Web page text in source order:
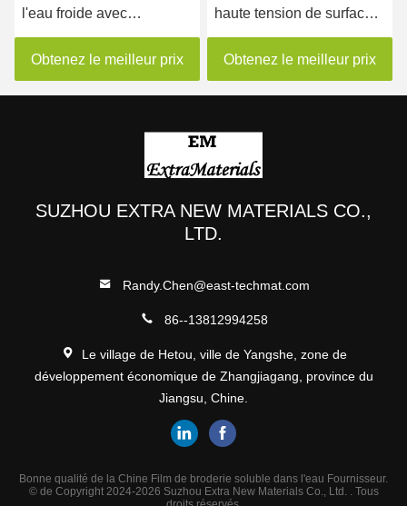
l'eau froide avec
d'excellentes propriétés
de libération
Obtenez le meilleur prix
haute tension de surface
pour les applications
industrielles
Obtenez le meilleur prix
SUZHOU EXTRA NEW MATERIALS CO.,
LTD.
Randy.Chen@east-techmat.com
86--13812994258
Le village de Hetou, ville de Yangshe, zone de
développement économique de Zhangjiagang, province du
Jiangsu, Chine.
Bonne qualité de la Chine Film de broderie soluble dans l'eau Fournisseur.
© de Copyright 2024-2026 Suzhou Extra New Materials Co., Ltd. . Tous